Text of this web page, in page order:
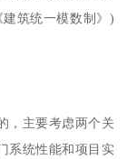
筑统一模数制》)
，主要考虑两个关
系统性能和项目实